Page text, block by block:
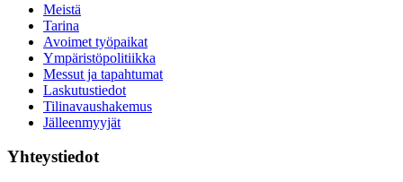
Meistä
Tarina
Avoimet työpaikat
Ympäristöpolitiikka
Messut ja tapahtumat
Laskutustiedot
Tilinavaushakemus
Jälleenmyyjät
Yhteystiedot